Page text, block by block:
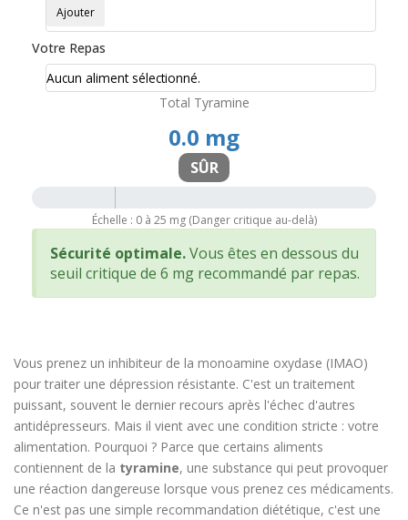
Ajouter
Votre Repas
Aucun aliment sélectionné.
Total Tyramine
0.0 mg
SÛR
Échelle : 0 à 25 mg (Danger critique au-delà)
Sécurité optimale.Vous êtes en dessous du
seuil critique de 6 mg recommandé par repas.
Vous prenez un inhibiteur de la monoamine oxydase (IMAO)
pour traiter une dépression résistante. C'est un traitement
puissant, souvent le dernier recours après l'échec d'autres
antidépresseurs. Mais il vient avec une condition stricte : votre
alimentation. Pourquoi ? Parce que certains aliments
contiennent de la tyramine, une substance qui peut provoquer
une réaction dangereuse lorsque vous prenez ces médicaments.
Ce n'est pas une simple recommandation diététique, c'est une